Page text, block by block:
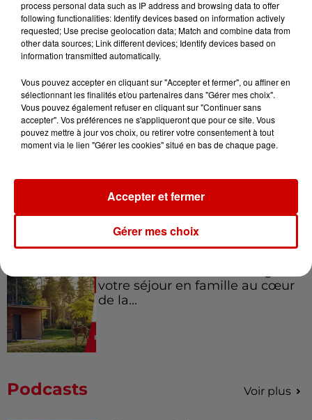
l'événement Ride the Show à
Morlaix !
Gagnez vos places pour le
festival Marché Gourmand 2026
à Coulon !
Le Duel - Gagnez vos entrées
pour l'un des zoos de nos
régions !
votre séjour en famille au cœur
de la...
Podcasts Voir plus
process personal data such as IP address and browsing data to offer
following functionalities: Identify devices based on information actively
requested; Use precise geolocation data; Match and combine data from
other data sources; Link different devices; Identify devices based on
information transmitted automatically.
Vous pouvez accepter en cliquant sur "Accepter et fermer", ou affiner en
sélectionnant les finalités et/ou partenaires dans "Gérer mes choix".
Vous pouvez également refuser en cliquant sur "Continuer sans
accepter". Vos préférences ne s'appliqueront que pour ce site. Vous
pouvez mettre à jour vos choix, ou retirer votre consentement à tout
moment via le lien "Gérer les cookies" situé en bas de chaque page.
Gérer mes choix
Accepter et fermer